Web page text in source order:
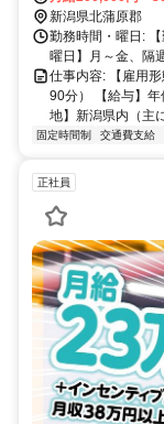
新潟県北蒲原郡
勤務時間・曜日:
曜日】月～金、隔
仕事内容: 【雇用
90分） 【給与】
地】新潟県内（主
固定時間制 交通費支給
正社員